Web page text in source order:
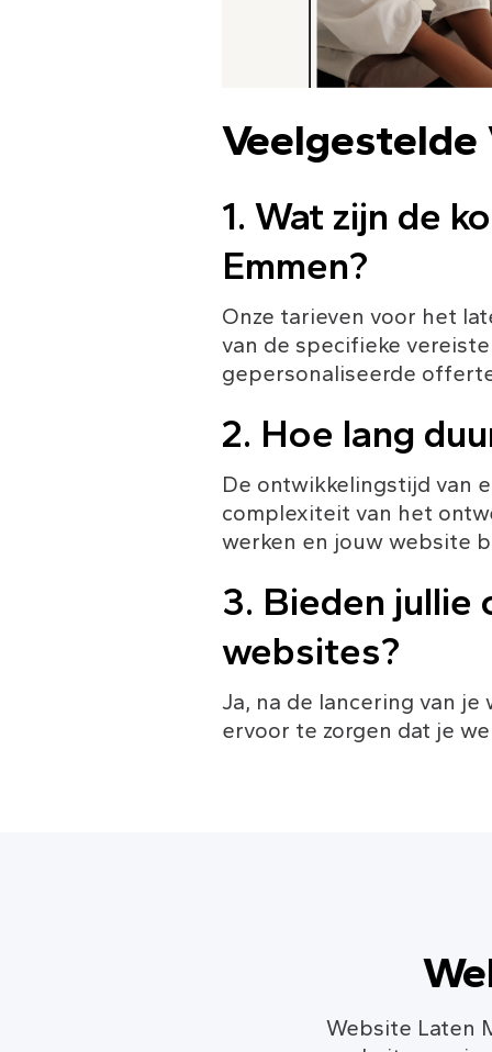
Veelgestelde
1. Wat zijn de
Emmen?
Onze tarieven voor het
van de specifieke
gepersonaliseerde
2. Hoe lang
De ontwikkelingstijd van
complexiteit van het
werken en jouw website
3. Bieden
websites?
Ja, na de lancering van
ervoor te zorgen dat je
Website Laten